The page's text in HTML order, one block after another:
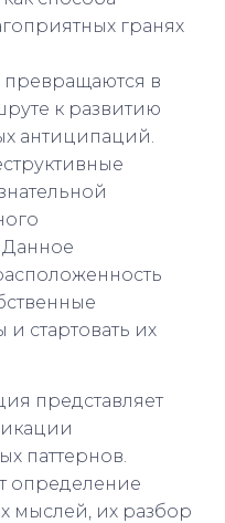
гранях
превращаются в
к развитию
антиципаций.
стартовать их
представляет
паттернов.
определение
мыслей, их разбор